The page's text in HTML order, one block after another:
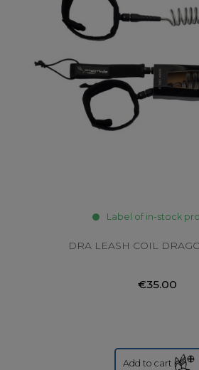
Label of in-stock
DRA LEASH COIL
€35.00
Add to cart